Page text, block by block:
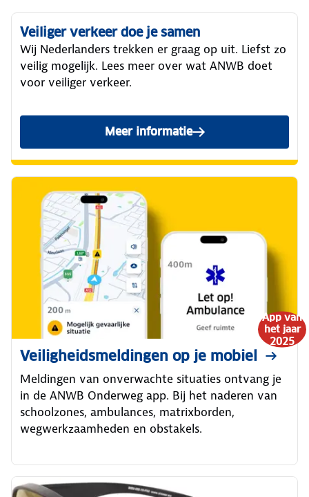
Veiliger verkeer doe je samen
Wij Nederlanders trekken er graag op uit. Liefst zo
veilig mogelijk. Lees meer over wat ANWB doet
voor veiliger verkeer.
Meer informatie
App van
het jaar
2025
Veiligheidsmeldingen op je mobiel
Meldingen van onverwachte situaties ontvang je
in de ANWB Onderweg app. Bij het naderen van
schoolzones, ambulances, matrixborden,
wegwerkzaamheden en obstakels.